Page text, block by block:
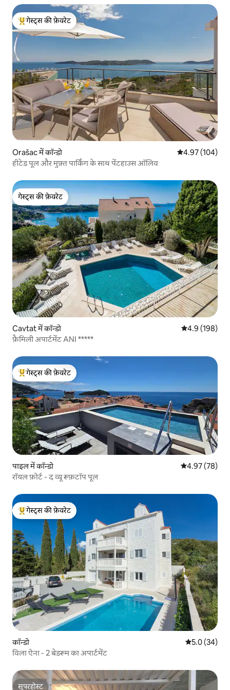
गेस्ट्स का टॉप फ़ेवरेट
गेस्ट्स की फ़ेवरेट
Orašac में कॉन्डो औसत रेटिंग 5 में से
4.97 (104)
हीटेड पूल और मुफ़्त पार्किंग के साथ पेंटहाउस ऑलिव
गेस्ट्स की फ़ेवरेट
गेस्ट्स की फ़ेवरेट
Cavtat में कॉन्डो औसत रेटिंग 5 में
4.9 (198)
फ़ैमिली अपार्टमेंट ANI *****
गेस्ट्स का टॉप फ़ेवरेट
गेस्ट्स की फ़ेवरेट
पाइल में कॉन्डो औसत रेटिंग 5 में
4.97 (78)
रॉयल फ़ोर्ट - द व्यू रूफ़टॉप पूल
गेस्ट्स का टॉप फ़ेवरेट
गेस्ट्स की फ़ेवरेट
कॉन्डो औसत रेटिंग 5
5.0 (34)
विला ऐना - 2 बेडरूम का अपार्टमेंट
सुपरहोस्ट